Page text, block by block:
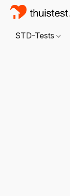
STD-Tests